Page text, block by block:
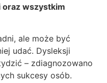
oraz wszystkim
ale może być
udać. Dysleksji
– zdiagnozowano
sukcesy osób.